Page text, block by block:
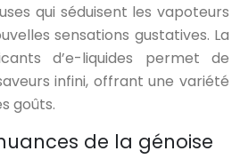
qui séduisent les vapoteurs
sensations gustatives. La
d’e-liquides permet de
infini, offrant une variété
goûts.
de la génoise